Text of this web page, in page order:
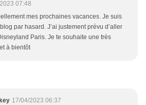
07:48
mes prochaines vacances. Je suis
par hasard. J’ai justement prévu d’aller
Paris. Je te souhaite une très
à bientôt
17/04/2023 06:37